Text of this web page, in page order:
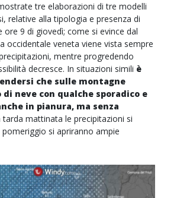
tre elaborazioni di tre modelli
relative alla tipologia e presenza di
ore 9 di giovedì; come si evince dal
occidentale veneta viene vista sempre
mentre progredendo
decresce. In situazioni simili è
che sulle montagne
di neve con qualche sporadico e
in pianura, ma senza
tarda mattinata le precipitazioni si
si apriranno ampie